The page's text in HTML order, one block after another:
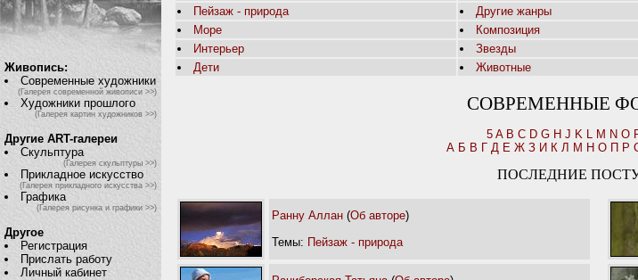
Живопись:
Современные художники
(Галерея современной живописи >>)
Художники прошлого
(Галерея картин художников >>)
Другие ART-галереи
Скульптура
(Галерея скульптуры >>)
Прикладное искусство
(Галерея прикладного искусства >>)
Графика
(Галерея рисунка и графики >>)
Другое
Регистрация
Прислать работу
Личный кабинет
Пейзаж - природа
Другие жанры
Море
Композиция
Интерьер
Звезды
Дети
Животные
СОВРЕМЕННЫЕ
5 A B C D G H J K L M N O
А Б В Г Д Е Ж З И К Л М Н О П Р
ПОСЛЕДНИЕ
Ранну Аллан (Об авторе)
Темы: Пейзаж - природа